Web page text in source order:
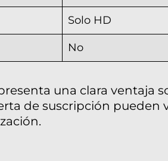
Solo HD
No
una clara ventaja
de suscripción pueden